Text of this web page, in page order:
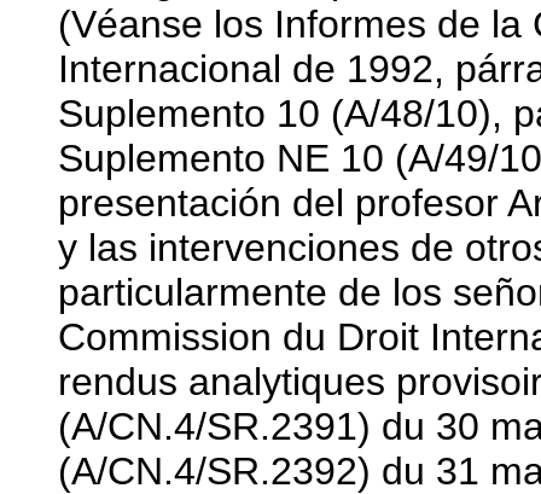
(Véanse los Informes de la
Internacional de 1992,
Suplemento 10 (A/48/10),
Suplemento NE 10 (A/49/
presentación del profesor
y las intervenciones de
particularmente de los
Commission du Droit
rendus analytiques
(A/CN.4/SR.2391) du 30
(A/CN.4/SR.2392) du 31